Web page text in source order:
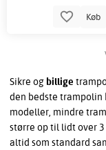
Køb
Sikre og billige
den bedste trampolin
modeller, mindre
større op til lidt over
altid som standard